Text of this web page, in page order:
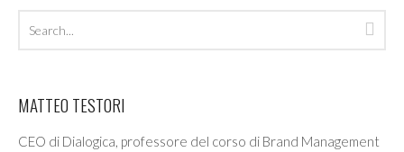
MATTEO TESTORI
CEO di Dialogica, professore del corso di Brand Management